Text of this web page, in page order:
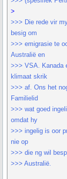
>
>>> Die rede vir
besig om
>>> emigrasie te
Australië en
>>> VSA. Kanada
klimaat skrik
>>> af. Ons het
Familielid
>>> wat goed
omdat hy
>>> ingelig is oor
nie op
>>> die ng wil
>>> Australië.